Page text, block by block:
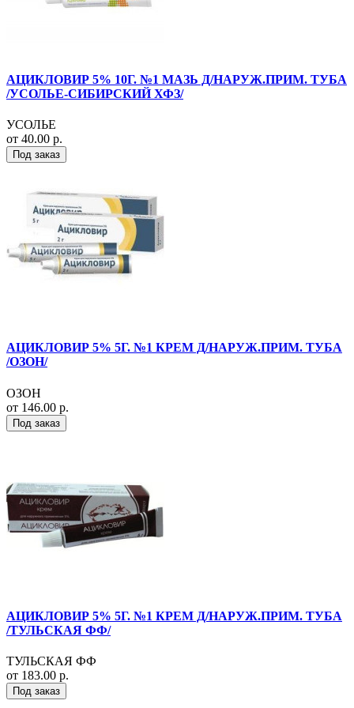
АЦИКЛОВИР 5% 10Г. №1 МАЗЬ Д/НАРУЖ.ПРИМ. ТУБА
/УСОЛЬЕ-СИБИРСКИЙ ХФЗ/
УСОЛЬЕ
от 40.00 р.
Под заказ
АЦИКЛОВИР 5% 5Г. №1 КРЕМ Д/НАРУЖ.ПРИМ. ТУБА
/ОЗОН/
ОЗОН
от 146.00 р.
Под заказ
АЦИКЛОВИР 5% 5Г. №1 КРЕМ Д/НАРУЖ.ПРИМ. ТУБА
/ТУЛЬСКАЯ ФФ/
ТУЛЬСКАЯ ФФ
от 183.00 р.
Под заказ